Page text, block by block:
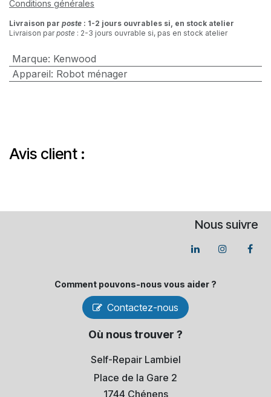
Conditions générales
Livraison par poste : 1-2 jours ouvrables si, en stock atelier
Livraison parposte : 2-3 jours ouvrable si, pas en stock atelier
Marque: Kenwood
Appareil: Robot ménager
Avis client :
Nous suivre
Comment pouvons-​nous vous aider ?
Contactez-nous
Où nous trouver ?
Self-Repair Lambiel
Place de la Gare 2
1744 Chénens